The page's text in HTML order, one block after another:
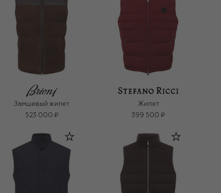
Замшевый жилет
523 000 ₽
Жилет
399 500 ₽